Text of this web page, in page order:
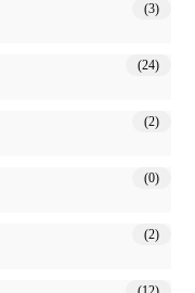
(3)
(24)
(2)
(0)
(2)